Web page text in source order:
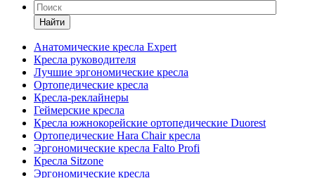
Найти
Анатомические кресла Expert
Кресла руководителя
Лучшие эргономические кресла
Ортопедические кресла
Кресла-реклайнеры
Геймерские кресла
Кресла южнокорейские ортопедические Duorest
Ортопедические Hara Chair кресла
Эргономические кресла Falto Profi
Кресла Sitzone
Эргономические кресла